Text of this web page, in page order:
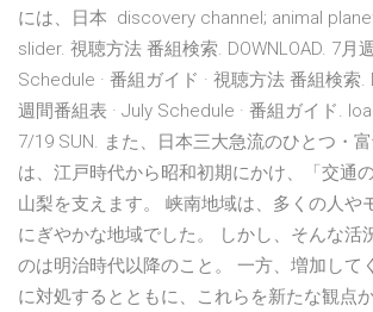
には、日本 discovery channel; animal
slider. 視聴方法 番組検索. DOWNLOAD. 7月
Schedule · 番組ガイド · 視聴方法 番組検索.
週間番組表 · July Schedule · 番組ガイド.
7/19 SUN. また、日本三大急流のひとつ・
は、江戸時代から昭和初期にかけ、「交通
山梨を支えます。 峡南地域は、多くの人や
にぎやかな地域でした。 しかし、そんな活
のは明治時代以降のこと。 一方、増加して
に対処するとともに、これらを新たな観点